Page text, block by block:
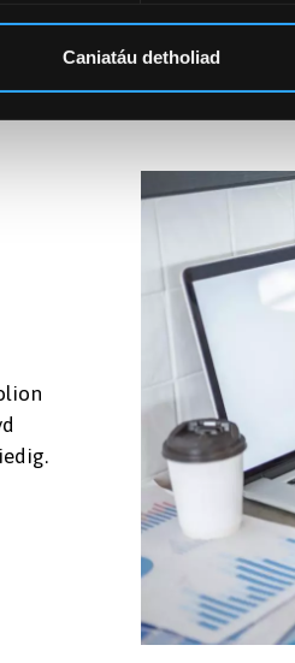
Caniatáu detholiad